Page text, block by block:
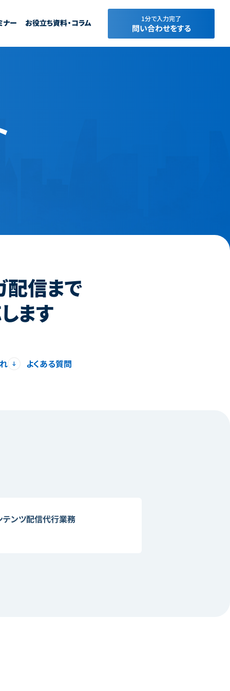
ナー お役立ち資料・コラム
1分で入力完了
問い合わせをする
配信まで
ます
よくある質問
テンツ配信代行業務​